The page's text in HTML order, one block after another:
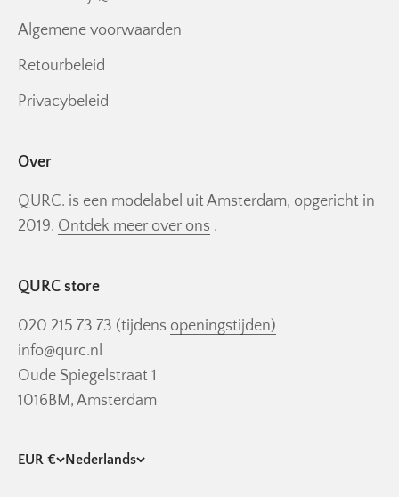
Algemene voorwaarden
Retourbeleid
Privacybeleid
Over
QURC. is een modelabel uit Amsterdam, opgericht in
2019. Ontdek meer over ons .
QURC store
020 215 73 73 (tijdens openingstijden)
info@qurc.nl
Oude Spiegelstraat 1
1016BM, Amsterdam
EUR € Nederlands